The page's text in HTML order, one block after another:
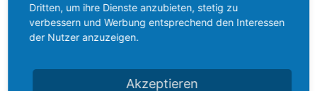
NOVS-002
Ultra leicht Kit 420Wp x 2
Dritten, um ihre Dienste anzubieten, stetig zu
verbessern und Werbung entsprechend den Interessen
der Nutzer anzuzeigen.
Akzeptieren